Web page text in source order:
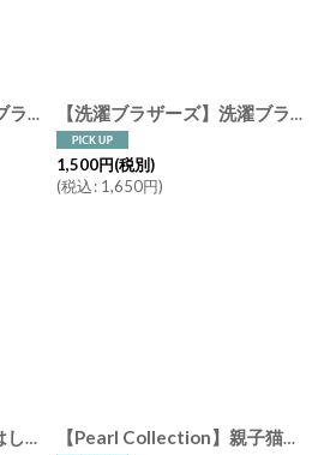
【洗濯ブラザーズ】洋服ブラシ クロスブラシ ニット お手入れ LIVRER YOKOHAMA リブレ ヨコハマ 【洗濯ブラザーズ】洗濯ブラシ 馬毛 平野刷毛製作所 ブラシの平野 洗濯 洗濯洗剤 洗濯用品 LIVRER YOKOHAMA リブレ ヨコハマ
1,500円(税別)
(税込: 1,650円)
ネコポス対応【SALIU】はしおき 山桜 黒胡桃 （くるみ） 箸置き 円 丸 角 四角 ウォールナッツ レスト 木製 天然木 日本製 LOLO 【Pearl Collection】親子猫セット 箸置き カトラリーレスト 大きな猫 ねこ 黒猫 ネコ 黒水牛 水牛角 シェル 貝